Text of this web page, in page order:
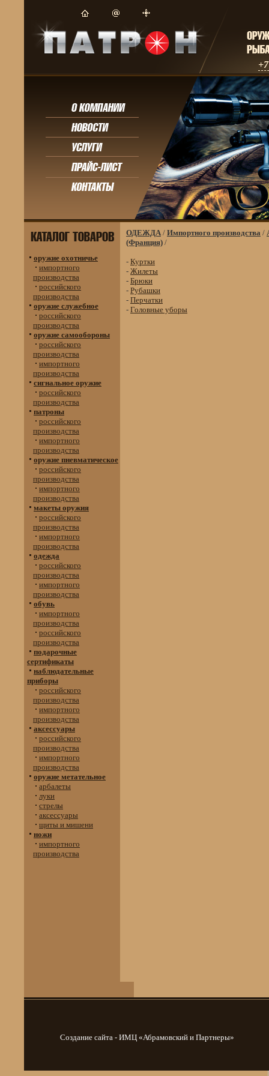
оружие охотничье
импортного
производства
российского
производства
оружие служебное
российского
производства
оружие самообороны
российского
производства
импортного
производства
сигнальное оружие
российского
производства
патроны
российского
производства
импортного
производства
оружие пневматическое
российского
производства
импортного
производства
макеты оружия
российского
производства
импортного
производства
одежда
российского
производства
импортного
производства
обувь
импортного
производства
российского
производства
подарочные
сертификаты
наблюдательные
приборы
российского
производства
импортного
производства
аксессуары
российского
производства
импортного
производства
оружие метательное
арбалеты
луки
стрелы
аксессуары
щиты и мишени
ножи
импортного
производства
ОДЕЖДА / Импортного производства /
(Франция) /
- Куртки
- Жилеты
- Брюки
- Рубашки
- Перчатки
- Головные уборы
Создание сайта - ИМЦ «Абрамовский и Партнеры»